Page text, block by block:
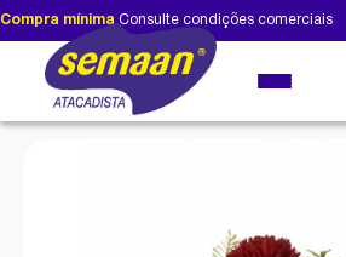
Compra mínima Consulte condições comerciais